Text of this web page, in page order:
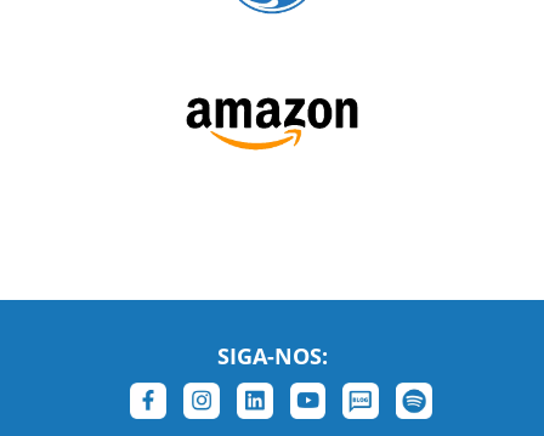
SIGA-NOS:
LEIA NOSSAS AVALIAÇÕES: